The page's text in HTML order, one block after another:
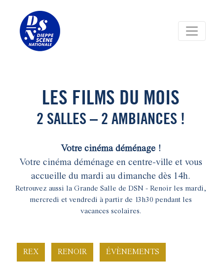
LES FILMS DU MOIS
2 SALLES – 2 AMBIANCES !
Votre cinéma déménage !
Votre cinéma déménage en centre-ville et vous
accueille du mardi au dimanche dès 14h.
Retrouvez aussi la Grande Salle de DSN - Renoir les mardi,
mercredi et vendredi à partir de 13h30 pendant les
vacances scolaires.
REX RENOIR ÉVÈNEMENTS